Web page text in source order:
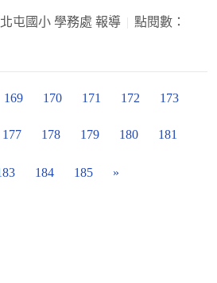
屯國小 學務處 報導
點閱數：
169 170 171 172 173
177 178 179 180 181
184 185 »